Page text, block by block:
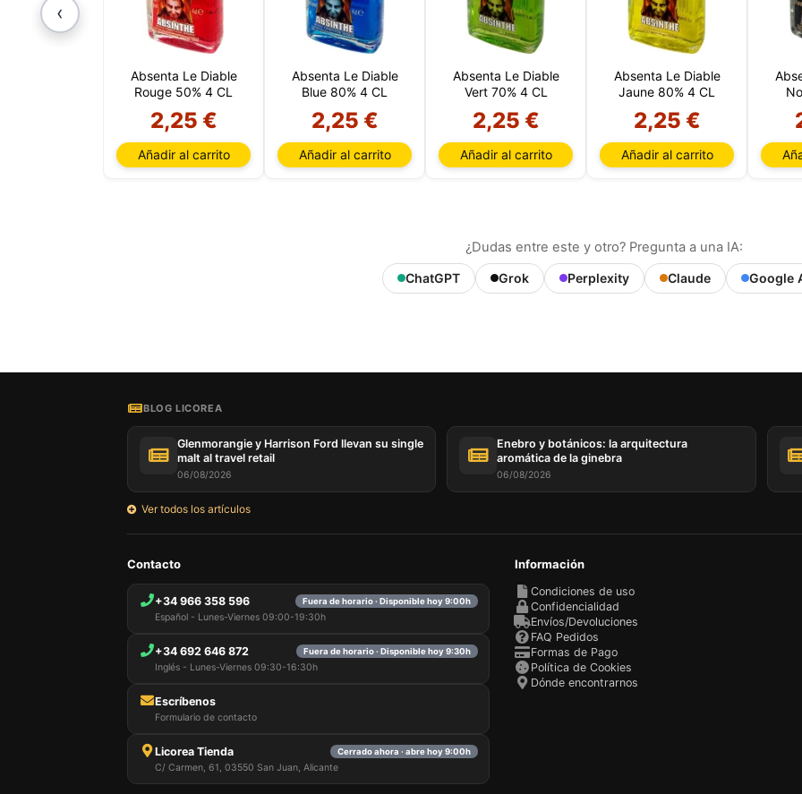
‹
Absenta Le Diable
Rouge 50% 4 CL
2,25 €
Añadir al carrito
Absenta Le Diable
Blue 80% 4 CL
2,25 €
Añadir al carrito
Absenta Le Diable
Vert 70% 4 CL
2,25 €
Añadir al carrito
Absenta Le Diable
Jaune 80% 4 CL
2,25 €
Añadir al carrito
¿Dudas entre este y otro? Pregunta a una IA:
ChatGPT Grok Perplexity Claude Google
BLOG LICOREA
Glenmorangie y Harrison Ford llevan su single
malt al travel retail
06/08/2026
Enebro y botánicos: la arquitectura
aromática de la ginebra
06/08/2026
Ver todos los artículos
Contacto
+34 966 358 596 Fuera de horario · Disponible hoy 9:00h
Español - Lunes-Viernes 09:00-19:30h
+34 692 646 872 Fuera de horario · Disponible hoy 9:30h
Inglés - Lunes-Viernes 09:30-16:30h
Escríbenos
Formulario de contacto
Licorea Tienda Cerrado ahora · abre hoy 9:00h
C/ Carmen, 61, 03550 San Juan, Alicante
Información
Condiciones de uso
Confidencialidad
Envíos/Devoluciones
FAQ Pedidos
Formas de Pago
Política de Cookies
Dónde encontrarnos